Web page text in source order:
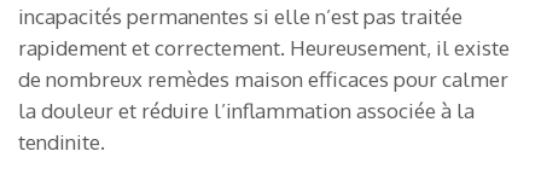
incapacités permanentes si elle n’est pas traitée
rapidement et correctement. Heureusement, il existe
de nombreux remèdes maison efficaces pour calmer
la douleur et réduire l’inflammation associée à la
tendinite.